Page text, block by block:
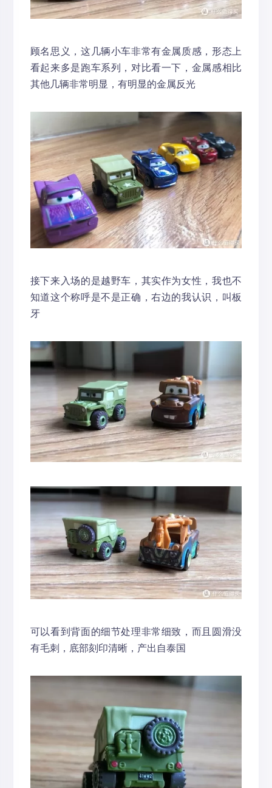
顾名思义，这几辆小车非常有金属质感，形态上
看起来多是跑车系列，对比看一下，金属感相比
其他几辆非常明显，有明显的金属反光
接下来入场的是越野车，其实作为女性，我也不
知道这个称呼是不是正确，右边的我认识，叫板
牙
可以看到背面的细节处理非常细致，而且圆滑没
有毛刺，底部刻印清晰，产出自泰国